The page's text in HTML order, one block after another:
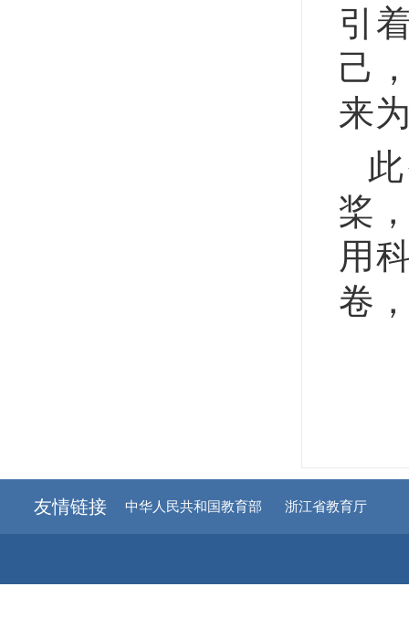
引
己
来
桨
用
卷
友情链接 中华人民共和国教育部 浙江省教育厅